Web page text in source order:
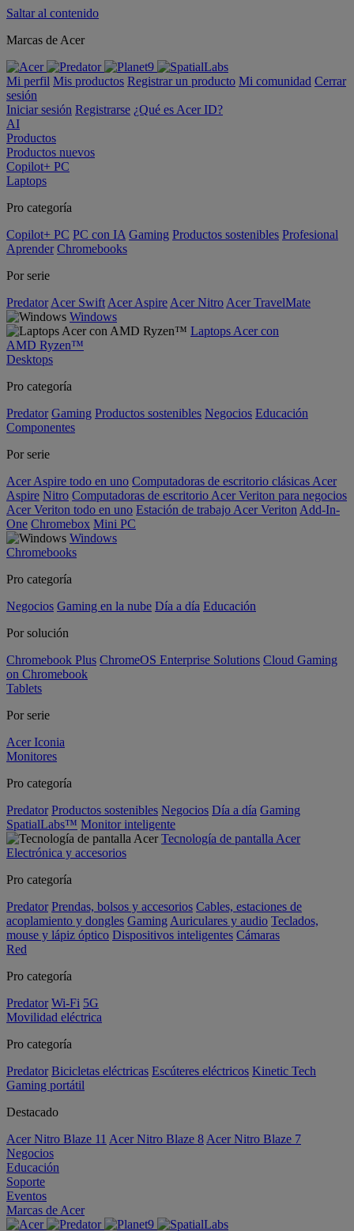
Saltar al contenido
Marcas de Acer
Mi perfil Mis productos Registrar un producto Mi comunidad Cerrar
sesión
Iniciar sesión Registrarse ¿Qué es Acer ID?
AI
Productos
Productos nuevos
Copilot+ PC
Laptops
Pro categoría
Copilot+ PC PC con IA Gaming Productos sostenibles Profesional
Aprender Chromebooks
Por serie
Predator Acer Swift Acer Aspire Acer Nitro Acer TravelMate
Windows
Laptops Acer con
AMD Ryzen™
Desktops
Pro categoría
Predator Gaming Productos sostenibles Negocios Educación
Componentes
Por serie
Acer Aspire todo en uno Computadoras de escritorio clásicas Acer
Aspire Nitro Computadoras de escritorio Acer Veriton para negocios
Acer Veriton todo en uno Estación de trabajo Acer Veriton Add-In-
One Chromebox Mini PC
Windows
Chromebooks
Pro categoría
Negocios Gaming en la nube Día a día Educación
Por solución
Chromebook Plus ChromeOS Enterprise Solutions Cloud Gaming
on Chromebook
Tablets
Por serie
Acer Iconia
Monitores
Pro categoría
Predator Productos sostenibles Negocios Día a día Gaming
SpatialLabs™ Monitor inteligente
Tecnología de pantalla Acer
Electrónica y accesorios
Pro categoría
Predator Prendas, bolsos y accesorios Cables, estaciones de
acoplamiento y dongles Gaming Auriculares y audio Teclados,
mouse y lápiz óptico Dispositivos inteligentes Cámaras
Red
Pro categoría
Predator Wi-Fi 5G
Movilidad eléctrica
Pro categoría
Predator Bicicletas eléctricas Escúteres eléctricos Kinetic Tech
Gaming portátil
Destacado
Acer Nitro Blaze 11 Acer Nitro Blaze 8 Acer Nitro Blaze 7
Negocios
Educación
Soporte
Eventos
Marcas de Acer